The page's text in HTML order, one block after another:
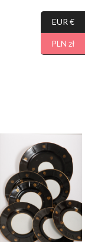
EUR €
PLN zł